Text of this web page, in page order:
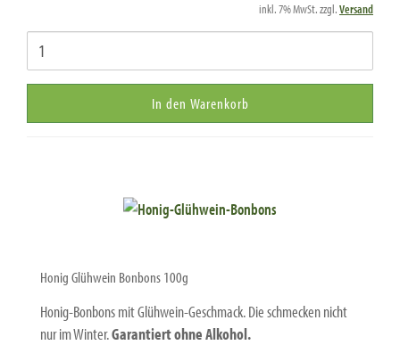
inkl. 7% MwSt. zzgl.Versand
In den Warenkorb
Honig Glühwein Bonbons 100g
Honig-Bonbons mit Glühwein-Geschmack. Die schmecken nicht
nur im Winter.Garantiert ohne Alkohol.